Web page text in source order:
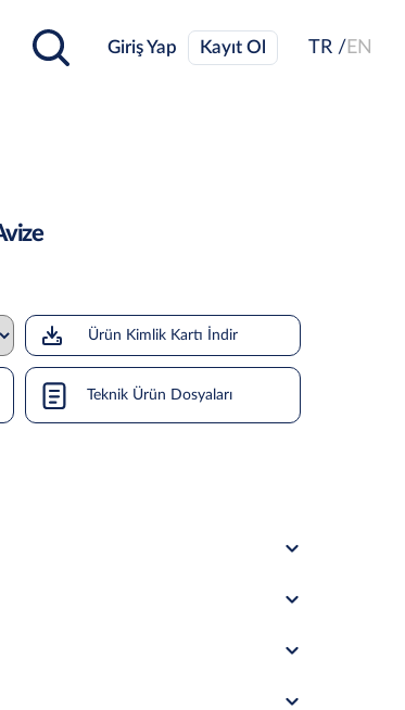
Giriş Yap Kayıt Ol TR / EN
Ürün Kimlik Kartı İndir
Teknik Ürün Dosyaları